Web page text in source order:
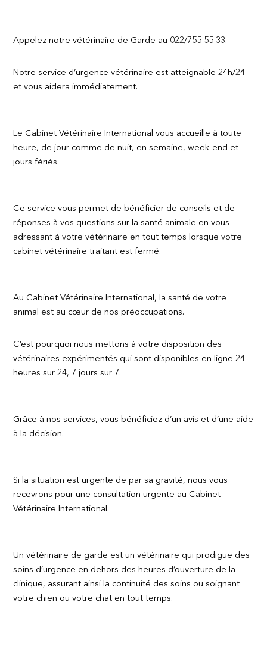
Appelez notre vétérinaire de Garde au 022/755 55 33.
Notre service d’urgence vétérinaire est atteignable 24h/24
et vous aidera immédiatement.
Le Cabinet Vétérinaire International vous accueille à toute
heure, de jour comme de nuit, en semaine, week-end et
jours fériés.
Ce service vous permet de bénéficier de conseils et de
réponses à vos questions sur la santé animale en vous
adressant à votre vétérinaire en tout temps lorsque votre
cabinet vétérinaire traitant est fermé.
Au Cabinet Vétérinaire International, la santé de votre
animal est au cœur de nos préoccupations.
C’est pourquoi nous mettons à votre disposition des
vétérinaires expérimentés qui sont disponibles en ligne 24
heures sur 24, 7 jours sur 7.
Grâce à nos services, vous bénéficiez d’un avis et d’une aide
à la décision.
Si la situation est urgente de par sa gravité, nous vous
recevrons pour une consultation urgente au Cabinet
Vétérinaire International.
Un vétérinaire de garde est un vétérinaire qui prodigue des
soins d’urgence en dehors des heures d’ouverture de la
clinique, assurant ainsi la continuité des soins ou soignant
votre chien ou votre chat en tout temps.